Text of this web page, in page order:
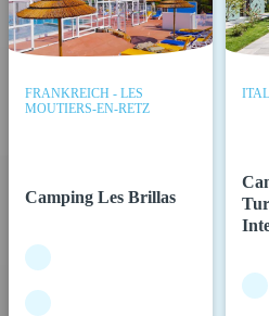
FRANKREICH - LES
MOUTIERS-EN-RETZ
Camping Les Brillas